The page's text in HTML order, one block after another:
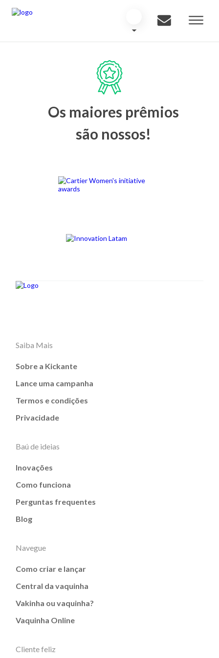
Os maiores prêmios
são nossos!
Saiba Mais
Sobre a Kickante
Lance uma campanha
Termos e condições
Privacidade
Baú de ideias
Inovações
Como funciona
Perguntas frequentes
Blog
Navegue
Como criar e lançar
Central da vaquinha
Vakinha ou vaquinha?
Vaquinha Online
Cliente feliz